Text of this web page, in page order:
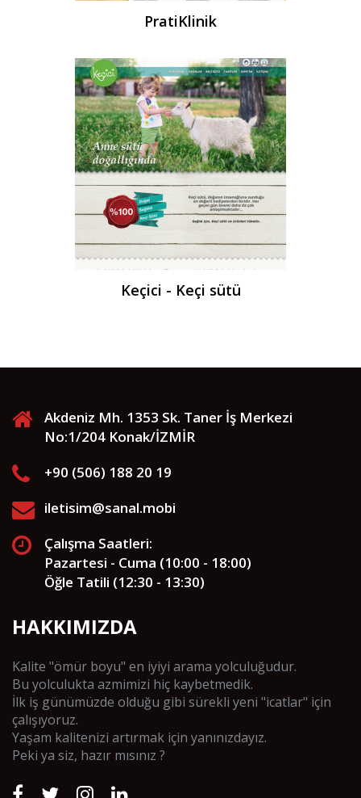
PratiKlinik
Keçici - Keçi sütü
Akdeniz Mh. 1353 Sk. Taner İş Merkezi
No:1/204 Konak/İZMİR
+90 (506) 188 20 19
iletisim@sanal.mobi
Çalışma Saatleri:
Pazartesi - Cuma (10:00 - 18:00)
Öğle Tatili (12:30 - 13:30)
HAKKIMIZDA
Kalite "ömür boyu" en iyiyi arama yolculuğudur.
Bu yolculukta azmimizi hiç kaybetmedik.
İlk iş günümüzde olduğu gibi sürekli yeni "icatlar" için
çalışıyoruz.
Yaşam kalitenizi artırmak için yanınızdayız.
Peki ya siz, hazır mısınız ?